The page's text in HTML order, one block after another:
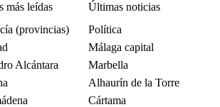
más leídas
Últimas noticias
(provincias)
Política
Málaga capital
Alcántara
Marbella
Alhaurín de la Torre
Cártama